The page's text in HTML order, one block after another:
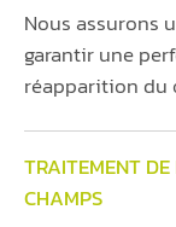
Nous assurons
garantir une
réapparition du
TRAITEMENT
CHAMPS